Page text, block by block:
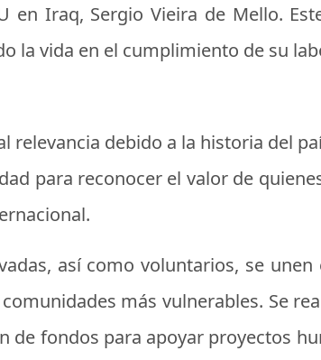
en Iraq, Sergio Vieira de Mello.
la vida en el cumplimiento de su
relevancia debido a la historia del
para reconocer el valor de
así como voluntarios, se unen
más vulnerables. Se
de fondos para apoyar proyectos